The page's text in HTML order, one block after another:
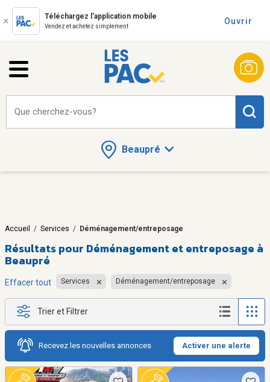
Téléchargez l'application mobile
Vendez et achetez simplement
Ouvrir
Beaupré
Que cherchez-vous?
Accueil / Services / Déménagement/entreposage
Résultats pour Déménagement et entreposage à
Beaupré
Effacer tout Services Déménagement/entreposage
Trier et Filtrer
Recevez les nouvelles annonces Activer une alerte